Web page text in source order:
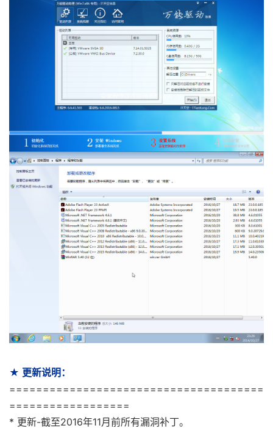
★ 更新说明：
======================================
==================
* 更新-截至2016年11月前所有漏洞补丁。